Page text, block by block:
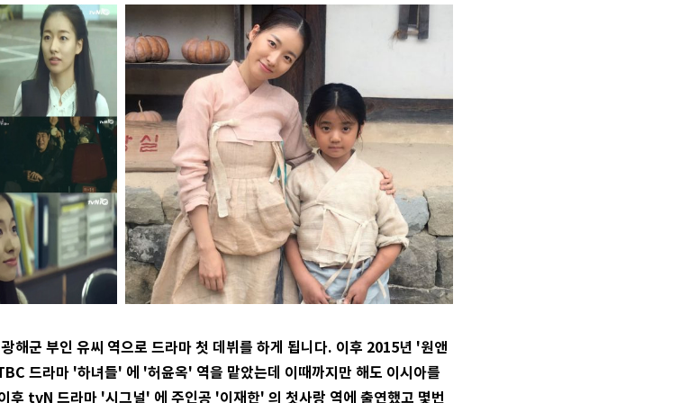
해군 부인 유씨 역으로 드라마 첫 데뷔를 하게 됩니다. 이후 2015년 '원앤
드라마 '하녀들' 에 '허윤옥' 역을 맡았는데 이때까지만 해도 이시아를
후 tvN 드라마 '시그널' 에 주인공 '이재한' 의 첫사랑 역에 출연했고 몇번